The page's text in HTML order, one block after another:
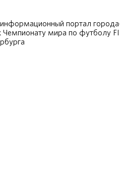
портал
Чемпионату мира по футболу